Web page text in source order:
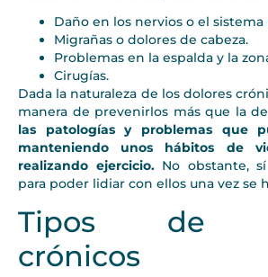
Daño en los nervios o el sistema
Migrañas o dolores de cabeza.
Problemas en la espalda y la
Cirugías.
Dada la naturaleza de los dolores
manera de prevenirlos más que la de
las patologías y problemas que
manteniendo unos hábitos de
realizando ejercicio.No obstante, sí
para poder lidiar con ellos una vez se
Tipos de
crónicos